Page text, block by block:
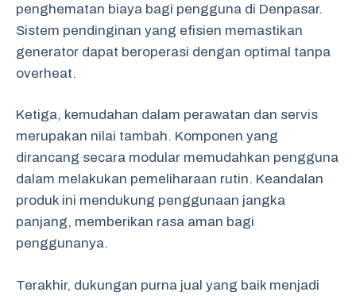
penghematan biaya bagi pengguna di Denpasar.
Sistem pendinginan yang efisien memastikan
generator dapat beroperasi dengan optimal tanpa
overheat.
Ketiga, kemudahan dalam perawatan dan servis
merupakan nilai tambah. Komponen yang
dirancang secara modular memudahkan pengguna
dalam melakukan pemeliharaan rutin. Keandalan
produk ini mendukung penggunaan jangka
panjang, memberikan rasa aman bagi
penggunanya.
Terakhir, dukungan purna jual yang baik menjadi